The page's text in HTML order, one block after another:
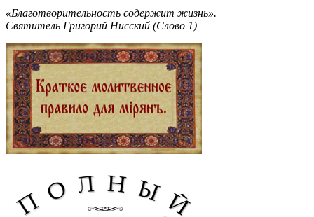
«Благотворительность содержит жизнь».
Святитель Григорий Нисский (Слово 1)